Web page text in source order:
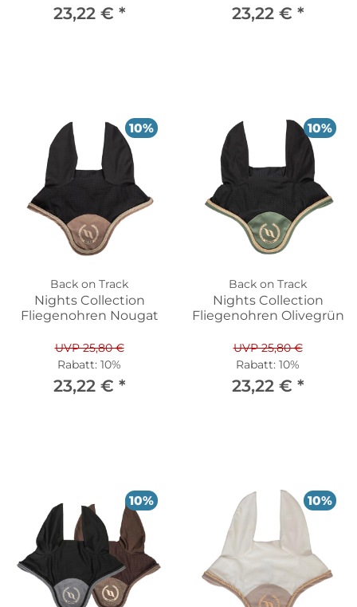
23,22 € * 23,22 € *
10%
Back on Track
Nights Collection
Fliegenohren Nougat
UVP 25,80 €
Rabatt: 10%
23,22 € *
10%
Back on Track
Nights Collection
Fliegenohren Olivegrün
UVP 25,80 €
Rabatt: 10%
23,22 € *
10% 10%